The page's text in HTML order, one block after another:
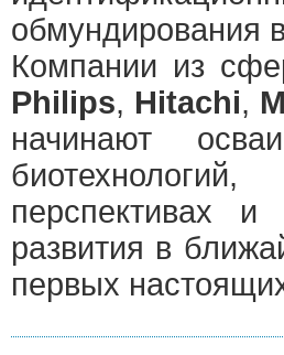
обмундирования
Компании из
Philips, Hitachi,
начинают
перспективах и
развития в
первых